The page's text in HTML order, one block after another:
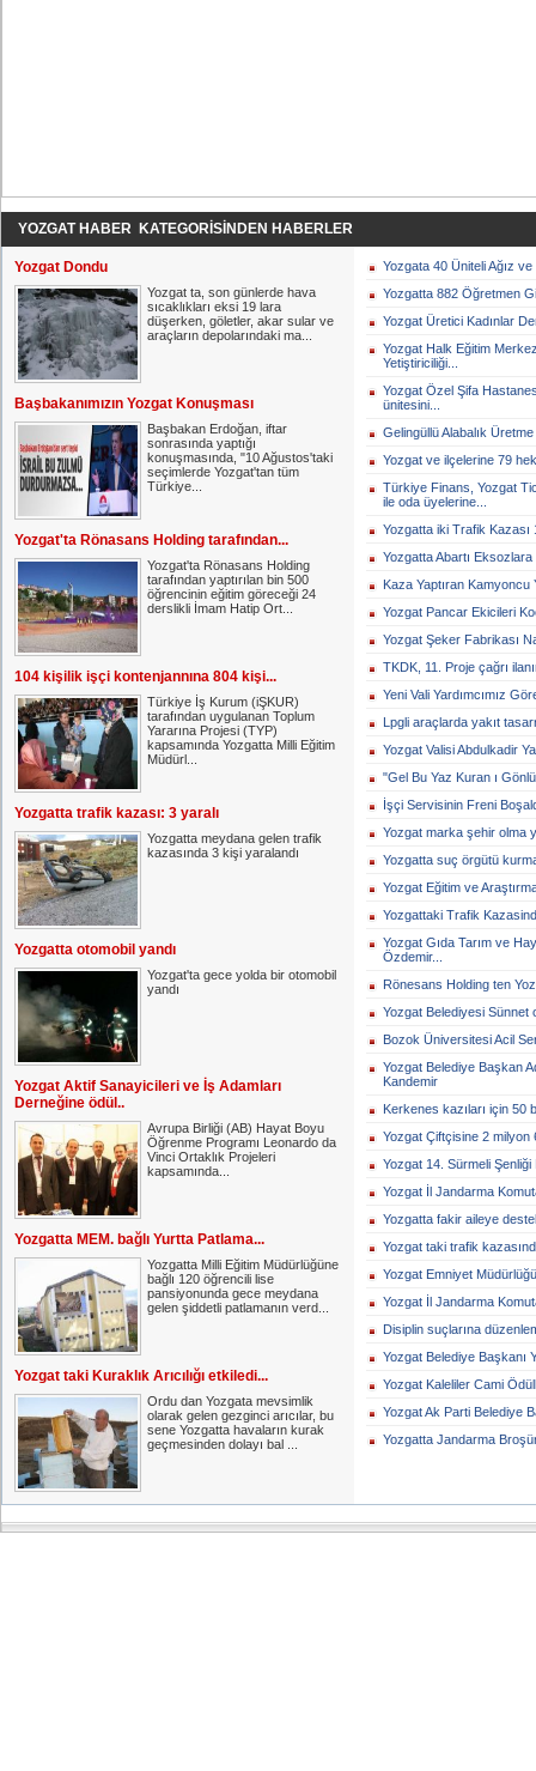
YOZGAT HABER KATEGORİSİNDEN HABERLER
Yozgat Dondu
Yozgat ta, son günlerde hava
sıcaklıkları eksi 19 lara
düşerken, göletler, akar sular ve
araçların depolarındaki ma...
Başbakanımızın Yozgat Konuşması
Başbakan Erdoğan, iftar
sonrasında yaptığı
konuşmasında, "10 Ağustos'taki
seçimlerde Yozgat'tan tüm
Türkiye...
Yozgat'ta Rönasans Holding tarafından...
Yozgat'ta Rönasans Holding
tarafından yaptırılan bin 500
öğrencinin eğitim göreceği 24
derslikli İmam Hatip Ort...
104 kişilik işçi kontenjannına 804 kişi...
Türkiye İş Kurum (iŞKUR)
tarafından uygulanan Toplum
Yararına Projesi (TYP)
kapsamında Yozgatta Milli Eğitim
Müdürl...
Yozgatta trafik kazası: 3 yaralı
Yozgatta meydana gelen trafik
kazasında 3 kişi yaralandı
Yozgatta otomobil yandı
Yozgat'ta gece yolda bir otomobil
yandı
Yozgat Aktif Sanayicileri ve İş Adamları
Derneğine ödül..
Avrupa Birliği (AB) Hayat Boyu
Öğrenme Programı Leonardo da
Vinci Ortaklık Projeleri
kapsamında...
Yozgatta MEM. bağlı Yurtta Patlama...
Yozgatta Milli Eğitim Müdürlüğüne
bağlı 120 öğrencili lise
pansiyonunda gece meydana
gelen şiddetli patlamanın verd...
Yozgat taki Kuraklık Arıcılığı etkiledi...
Ordu dan Yozgata mevsimlik
olarak gelen gezginci arıcılar, bu
sene Yozgatta havaların kurak
geçmesinden dolayı bal ...
Yozgata 40 Üniteli Ağız
Yozgatta 882 Öğretmen
Yozgat Üretici Kadınlar
Yozgat Halk Eğitim
Yetiştiriciliği...
Yozgat Özel Şifa
ünitesini...
Gelingüllü Alabalık
Yozgat ve ilçelerine 79
Türkiye Finans, Yozgat
ile oda üyelerine...
Yozgatta iki Trafik Kazası
Yozgatta Abartı
Kaza Yaptıran Kamyoncu
Yozgat Pancar Ekicileri
Yozgat Şeker Fabrikası
TKDK, 11. Proje çağrı
Yeni Vali Yardımcımız
Lpgli araçlarda yakıt
Yozgat Valisi Abdulkadir
"Gel Bu Yaz Kuran ı
İşçi Servisinin Freni
Yozgat marka şehir olma
Yozgatta suç örgütü
Yozgat Eğitim ve
Yozgattaki Trafik
Yozgat Gıda Tarım ve
Özdemir...
Rönesans Holding ten
Yozgat Belediyesi Sünnet
Bozok Üniversitesi Acil
Yozgat Belediye Başkan
Kandemir
Kerkenes kazıları için 50
Yozgat Çiftçisine 2 milyon
Yozgat 14. Sürmeli Şenliği
Yozgat İl Jandarma
Yozgatta fakir aileye
Yozgat taki trafik
Yozgat Emniyet
Yozgat İl Jandarma
Disiplin suçlarına
Yozgat Belediye Başkanı
Yozgat Kaleliler Cami
Yozgat Ak Parti Belediye
Yozgatta Jandarma